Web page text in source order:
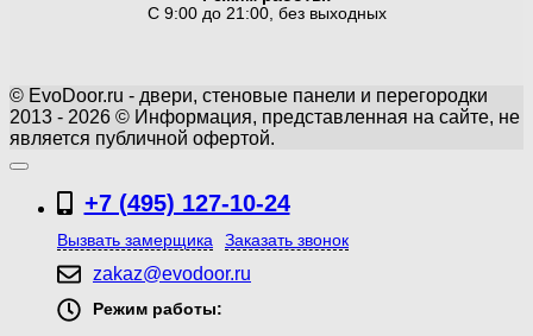
С 9:00 до 21:00, без выходных
© EvoDoor.ru - двери, стеновые панели и перегородки
2013 - 2026 © Информация, представленная на сайте, не
является публичной офертой.
+7 (495) 127-10-24
Вызвать замерщика Заказать звонок
zakaz@evodoor.ru
Режим работы: